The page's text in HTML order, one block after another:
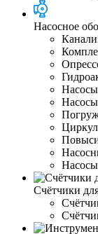
Насосное
Счётчики